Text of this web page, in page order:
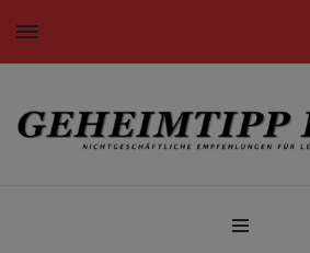
Nichtgeschäftliche Empfehlungen für